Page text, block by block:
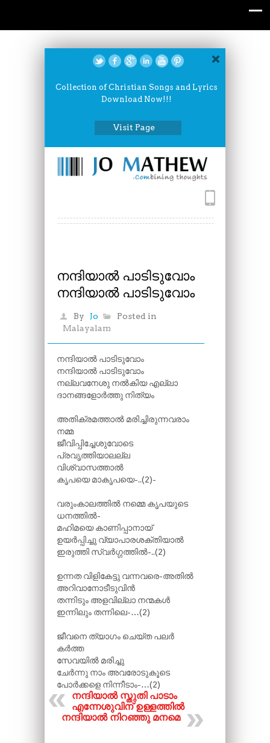
Collection of Christian Songs and Lyrics
Download Now!!!
Visit Page
നന്ദിയാൽ പാടിടുവോം
നന്ദിയാൽ പാടിടുവോം
By Jo
Posted in
Malayalam
നന്ദിയാൽ പാടിടുവോം
നന്ദിയാൽ പാടിടുവോം
നല്ലവനേശു നൽകിയ എല്ലാ
ദാനങ്ങളോർത്തു നിത്യം
അതിക്രമത്താൽ മരിച്ചിരുന്നവരാം
നമ്മ
ജീവിപ്പിച്ചേശുവോടെ
പ്രവൃത്തിയാലല്ല
വിശ്വാസത്താൽ
കൃപയെ മാകൃപയെ-..(2)-
വരുംകാലത്തിൽ നമ്മെ കൃപയുടെ
ധനത്തിൽ-
മഹിമയെ കാണിപ്പാനായ്
ഉയർപ്പിച്ചു വ്യാപാരശക്തിയാൽ
ഇരുത്തി സ്വർഗ്ഗത്തിൽ-..(2)
ഉന്നത വിളികേട്ടു വന്നവരെ-അതിൽ
അറിവാനോടീടുവിൻ
തന്നിടും അളവില്ലാ നന്മകൾ
ഇന്നിലും തന്നിലെ-…(2)
ജീവനെ ത്യാഗം ചെയ്ത പലർ
കർത്ത
സേവയിൽ മരിച്ചു
ചേർന്നു നാം അവരോടുകൂടെ
പോർക്കളെ നിന്നീടാം-…(2)
നന്ദിയാൽ സ്തുതി പാടാം
എന്നേശുവിന് ഉള്ളത്തിൽ
നന്ദിയാൽ നിറഞ്ഞു മനമെ